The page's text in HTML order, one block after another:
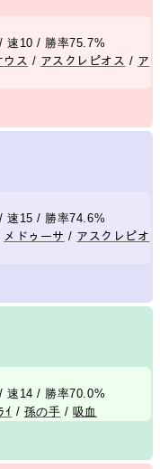
速10 / 勝率75.7%
ウス / アスクレピオス / ア
速15 / 勝率74.6%
メドゥーサ / アスクレピオ
速14 / 勝率70.0%
ｲ / 孫の手 / 吸血